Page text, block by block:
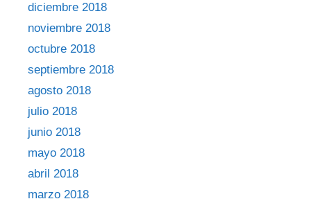
diciembre 2018
noviembre 2018
octubre 2018
septiembre 2018
agosto 2018
julio 2018
junio 2018
mayo 2018
abril 2018
marzo 2018